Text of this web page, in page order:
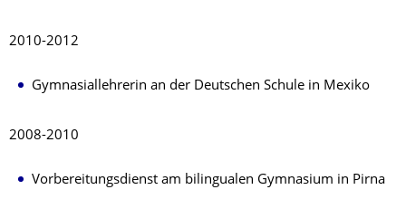
2010-2012
Gymnasiallehrerin an der Deutschen Schule in Mexiko
2008-2010
Vorbereitungsdienst am bilingualen Gymnasium in Pirna